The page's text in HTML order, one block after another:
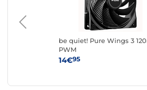
be quiet! Pure Wings 3
PWM
14€95